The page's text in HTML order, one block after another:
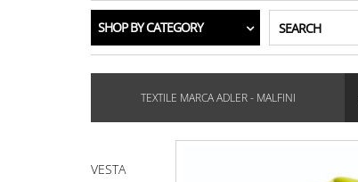
SHOP BY CATEGORY SEARCH
TEXTILE MARCA ADLER - MALFINI
VESTA